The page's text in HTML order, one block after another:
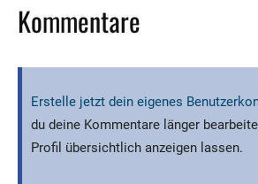
Kommentare
Erstelle jetzt dein eigenes
du deine Kommentare länger
Profil übersichtlich anzeigen lassen.